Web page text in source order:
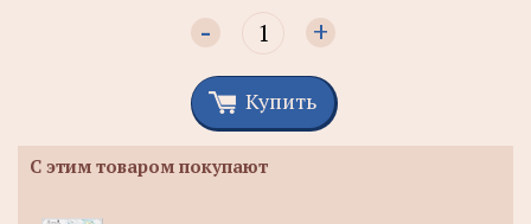
- +
Купить
С этим товаром покупают